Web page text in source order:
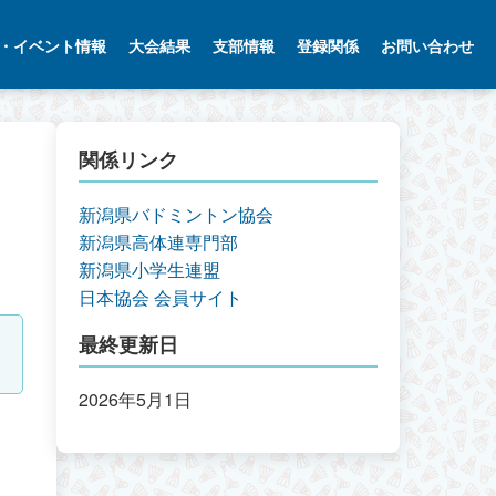
イベント情報 大会結果 支部情報 登録関係 お問い合わせ
関係リンク
新潟県バドミントン協会
新潟県高体連専門部
新潟県小学生連盟
日本協会 会員サイト
最終更新日
2026年5月1日